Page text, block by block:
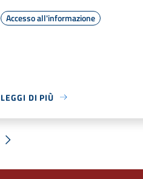
Accesso all'informazione
LEGGI DI PIÙ
Successiva »